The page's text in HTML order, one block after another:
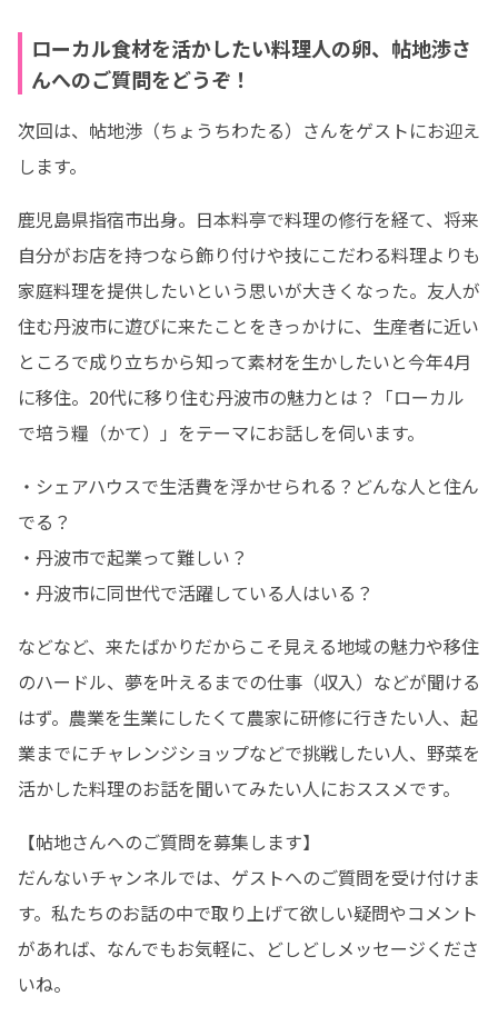
ローカル食材を活かしたい料理人の卵、帖地渉さ
んへのご質問をどうぞ！
次回は、帖地渉（ちょうちわたる）さんをゲストにお迎え
します。
鹿児島県指宿市出身。日本料亭で料理の修行を経て、将来
自分がお店を持つなら飾り付けや技にこだわる料理よりも
家庭料理を提供したいという思いが大きくなった。友人が
住む丹波市に遊びに来たことをきっかけに、生産者に近い
ところで成り立ちから知って素材を生かしたいと今年4月
に移住。20代に移り住む丹波市の魅力とは？「ローカル
で培う糧（かて）」をテーマにお話しを伺います。
・シェアハウスで生活費を浮かせられる？どんな人と住ん
でる？
・丹波市で起業って難しい？
・丹波市に同世代で活躍している人はいる？
などなど、来たばかりだからこそ見える地域の魅力や移住
のハードル、夢を叶えるまでの仕事（収入）などが聞ける
はず。農業を生業にしたくて農家に研修に行きたい人、起
業までにチャレンジショップなどで挑戦したい人、野菜を
活かした料理のお話を聞いてみたい人におススメです。
【帖地さんへのご質問を募集します】
だんないチャンネルでは、ゲストへのご質問を受け付けま
す。私たちのお話の中で取り上げて欲しい疑問やコメント
があれば、なんでもお気軽に、どしどしメッセージくださ
いね。